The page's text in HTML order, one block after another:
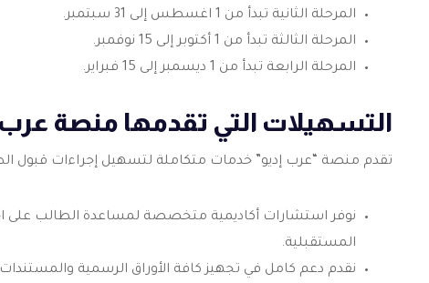
المرحلة الثانية تبدأ من 1 اغسطس إلى 31 سبتمبر.
المرحلة الثالثة تبدأ من 1 أكتوبر إلى 15 نوفمبر.
المرحلة الرابعة تبدأ من 1 ديسمبر إلى 15 فبراير.
التسهيلات التي تقدمها منصة عرب
تقدم منصة “عرب إديو” خدمات متكاملة لتسهيل إجراءات قبول
نوفر استشارات أكاديمية متخصصة لمساعدة الطالب على
المستقبلية.
نقدم دعم كامل في تجهيز كافة الأوراق الرسمية